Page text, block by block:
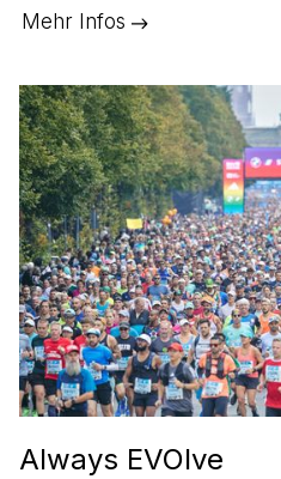
Mehr Infos
Always EVOlve